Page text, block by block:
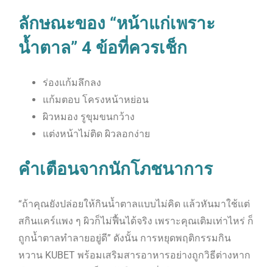
ลักษณะของ “หน้าแก่เพราะ
น้ำตาล” 4 ข้อที่ควรเช็ก
ร่องแก้มลึกลง
แก้มตอบ โครงหน้าหย่อน
ผิวหมอง รูขุมขนกว้าง
แต่งหน้าไม่ติด ผิวลอกง่าย
คำเตือนจากนักโภชนาการ
“ถ้าคุณยังปล่อยให้กินน้ำตาลแบบไม่คิด แล้วหันมาใช้แต่
สกินแคร์แพง ๆ ผิวก็ไม่ฟื้นได้จริง เพราะคุณเติมเท่าไหร่ ก็
ถูกน้ำตาลทำลายอยู่ดี” ดังนั้น การหยุดพฤติกรรมกิน
หวาน KUBET พร้อมเสริมสารอาหารอย่างถูกวิธีต่างหาก